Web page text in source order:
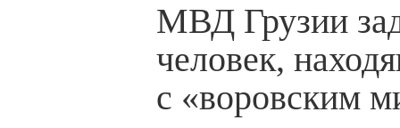
МВД Грузии
человек,
с «воровским